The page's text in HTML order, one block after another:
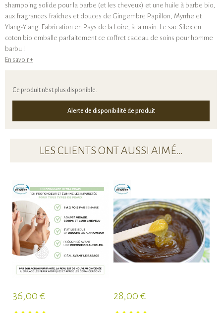
shampoing solide pour la barbe (et les cheveux) et une huile à barbe bio,
aux fragrances fraîches et douces de Gingembre Papillon, Myrrhe et
Ylang-Ylang. Fabrication en Pays de la Loire, à la main. Le sac Silex en
coton bio emballe parfaitement ce coffret cadeau de soins pour homme
barbu !
En savoir +
Ce produit n'est plus disponible.
Alerte de disponibilité de produit
LES CLIENTS ONT AUSSI AIMÉ…
36,00 € 28,00 €